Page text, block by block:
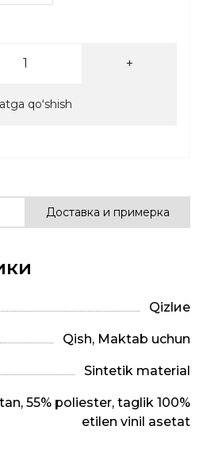
+
qoʻshish
Доставка и примерка
Qizlие
Qish, Maktab uchun
Sintetik material
55% poliester, taglik 100%
etilen vinil asetat